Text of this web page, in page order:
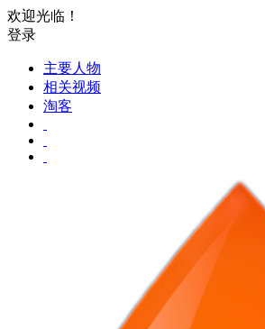
欢迎光临！
登录
主要人物
相关视频
淘客